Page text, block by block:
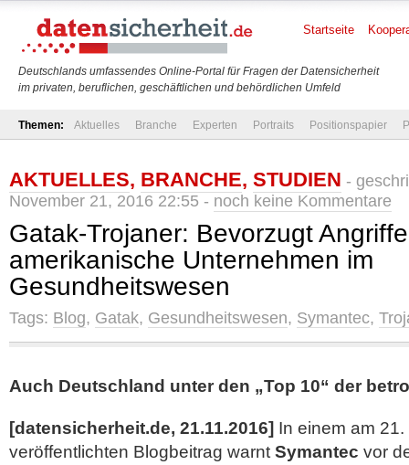
Deutschlands umfassendes Online-Portal für Fragen der Datensicherheit
im privaten, beruflichen, geschäftlichen und behördlichen Umfeld
Startseite
Themen: Aktuelles Branche Experten Portraits Positionspapier
AKTUELLES, BRANCHE, STUDIEN -
November 21, 2016 22:55 - noch keine Kommentare
Gatak-Trojaner: Bevorzugt
amerikanische Unternehmen im
Gesundheitswesen
Tags: Blog, Gatak, Gesundheitswesen, Symantec,
Auch Deutschland unter den „Top 10“ der
[datensicherheit.de, 21.11.2016] In einem am
veröffentlichten Blogbeitrag warnt Symantec vor